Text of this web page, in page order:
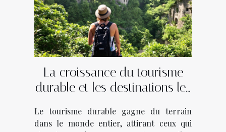
La croissance du tourisme
durable et les destinations les
Le tourisme durable gagne du terrain
dans le monde entier, attirant ceux qui